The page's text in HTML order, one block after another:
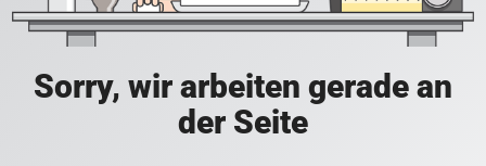
Sorry, wir arbeiten gerade an
der Seite